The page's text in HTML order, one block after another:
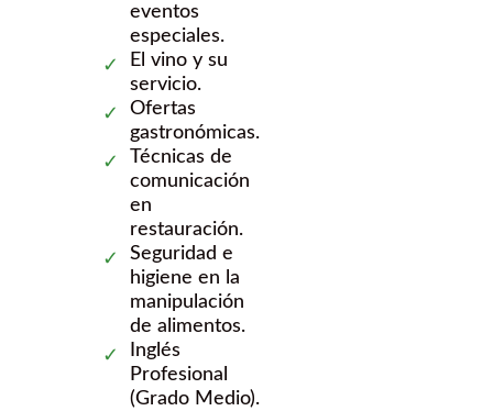
eventos
especiales.
El vino y su
servicio.
Ofertas
gastronómicas.
Técnicas de
comunicación
en
restauración.
Seguridad e
higiene en la
manipulación
de alimentos.
Inglés
Profesional
(Grado Medio).